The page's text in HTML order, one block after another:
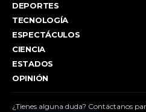
DEPORTES
TECNOLOGÍA
ESPECTÁCULOS
CIENCIA
ESTADOS
OPINIÓN
¿Tienes alguna duda? Contáctanos